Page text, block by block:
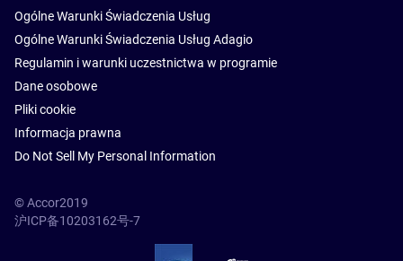
Ogólne Warunki Świadczenia Usług
Ogólne Warunki Świadczenia Usług Adagio
Regulamin i warunki uczestnictwa w programie
Dane osobowe
Pliki cookie
Informacja prawna
Do Not Sell My Personal Information
© Accor2019
沪ICP备10203162号-7